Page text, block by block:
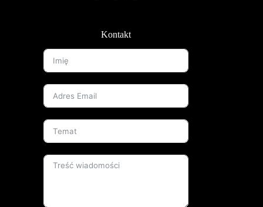
Kontakt